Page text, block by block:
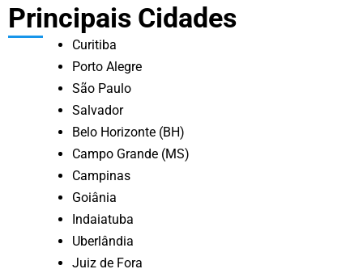
Principais Cidades
Curitiba
Porto Alegre
São Paulo
Salvador
Belo Horizonte (BH)
Campo Grande (MS)
Campinas
Goiânia
Indaiatuba
Uberlândia
Juiz de Fora